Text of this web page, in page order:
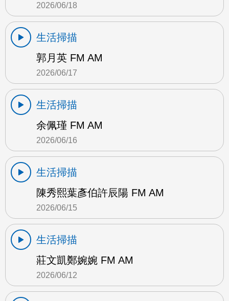
2026/06/18
生活掃描
郭月英 FM AM
2026/06/17
生活掃描
余佩瑾 FM AM
2026/06/16
生活掃描
陳秀熙葉彥伯許辰陽 FM AM
2026/06/15
生活掃描
莊文凱鄭婉婉 FM AM
2026/06/12